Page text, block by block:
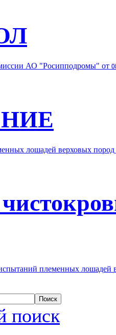
АО "Росипподромы" от
лошадей верховых
племенных лошадей
поиск